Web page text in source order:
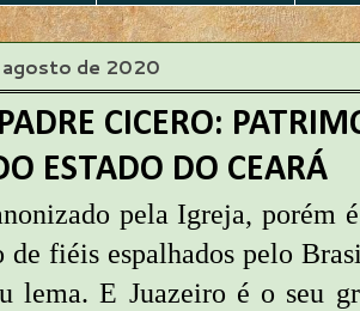
de 2020
CICERO:
ESTADO DO CEARÁ
pela Igreja, porém
de fiéis espalhados pelo
lema. E Juazeiro é o seu